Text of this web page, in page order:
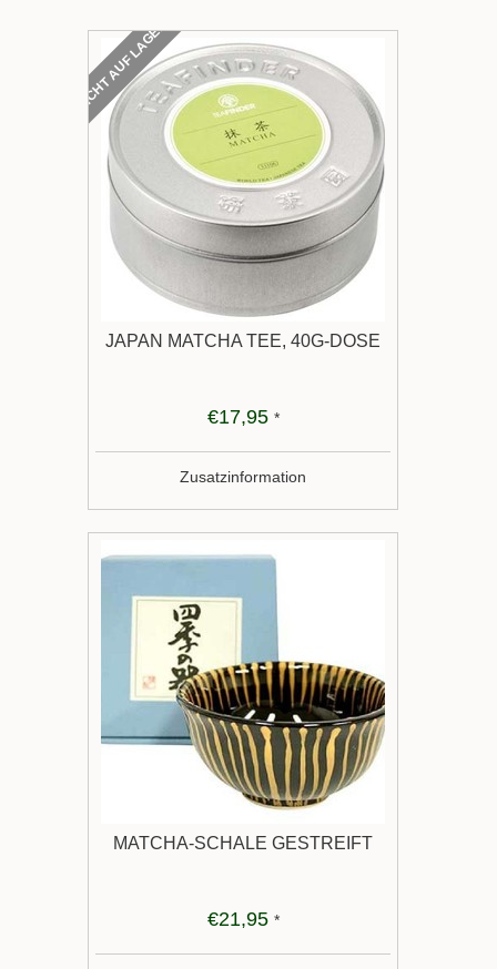
NICHT AUF LAGER
JAPAN MATCHA TEE, 40G-DOSE
€17,95 *
Zusatzinformation
MATCHA-SCHALE GESTREIFT
€21,95 *